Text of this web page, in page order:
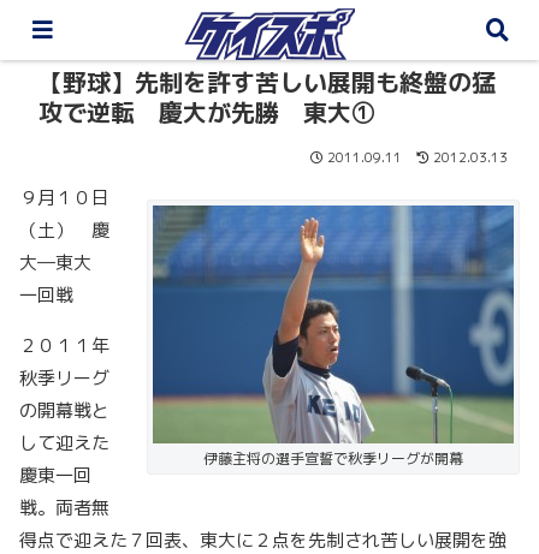
【野球】先制を許す苦しい展開も終盤の猛
攻で逆転 慶大が先勝 東大①
2011.09.11 2012.03.13
伊藤主将の選手宣誓で秋季リーグが開幕
９月１０日
（土） 慶
大―東大
一回戦
２０１１年
秋季リーグ
の開幕戦と
して迎えた
慶東一回
戦。両者無
得点で迎えた７回表、東大に２点を先制され苦しい展開を強